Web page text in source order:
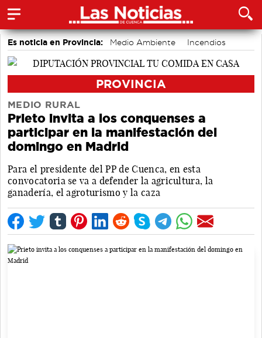
Es noticia en Provincia: Medio Ambiente Incendios
PROVINCIA
MEDIO RURAL
Prieto invita a los conquenses a
participar en la manifestación del
domingo en Madrid
Para el presidente del PP de Cuenca, en esta
convocatoria se va a defender la agricultura, la
ganadería, el agroturismo y la caza